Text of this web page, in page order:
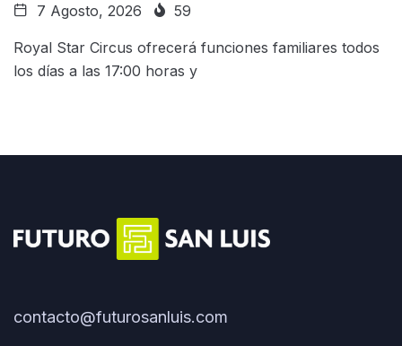
7 Agosto, 2026 59
Royal Star Circus ofrecerá funciones familiares todos
los días a las 17:00 horas y
contacto@futurosanluis.com